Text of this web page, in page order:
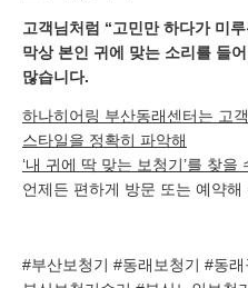
고객님처럼 “고민만 하다가 미
막상 본인 귀에 맞는 소리를 들
많습니다.
하나히어링 부산동래센터는 고
스타일을 정확히 파악해
‘내 귀에 딱 맞는 보청기’를 찾
언제든 편하게 방문 또는 예약해
#부산보청기 #동래보청기 #동